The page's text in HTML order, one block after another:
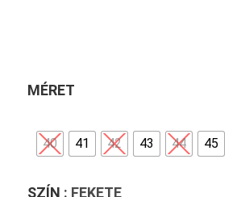
MÉRET
40 41 42 43 44 45
SZÍN : FEKETE